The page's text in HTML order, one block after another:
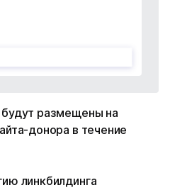
размещены на
донора в течение
линкбилдинга